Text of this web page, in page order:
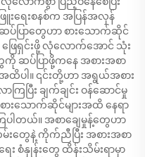
းရေးစနစ်က အပြန်အလှန်
ပ်ပြာတွေဟာ စားသောက်ဆိုင်
ြေရှင်းဖို့ လုံလောက်အောင် သုံး
ဆပ်ပြာဖို့ကနေ အစားအစာ
ထိပါ။ ၎င်းတို့ဟာ အရွယ်အစား
ကြပြီး ချက်ချင်း ဝန်ဆောင်မှု
စားသောက်ဆိုင်များအထိ နေရာ
ါတယ်။ အစာချေမှုန့်တွေဟာ
မ်းတွေနဲ့ ကိုက်ညီပြီး အစားအစာ
း စံနှုန်းတွေ ထိန်းသိမ်းရာမှာ